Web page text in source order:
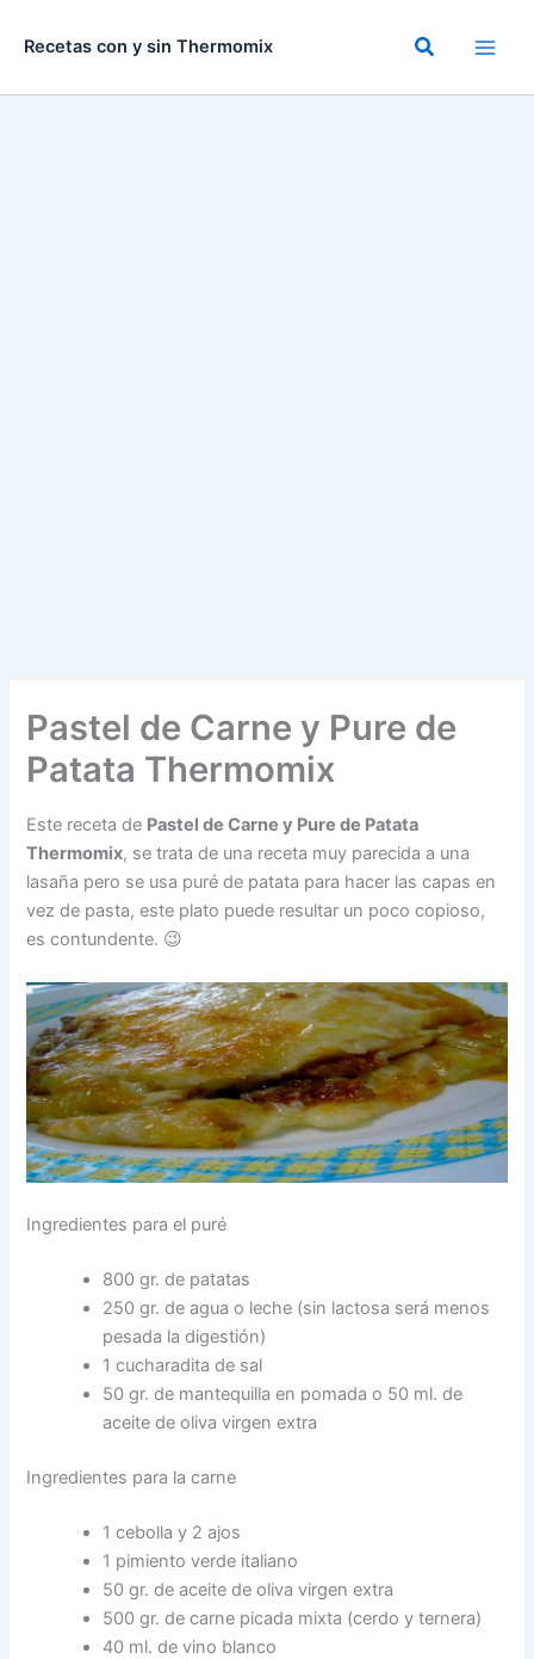
Recetas con y sin Thermomix Buscar
Pastel de Carne y Pure de
Patata Thermomix
Este receta de Pastel de Carne y Pure de Patata
Thermomix, se trata de una receta muy parecida a una
lasaña pero se usa puré de patata para hacer las capas en
vez de pasta, este plato puede resultar un poco copioso,
es contundente. 😉
Ingredientes para el puré
800 gr. de patatas
250 gr. de agua o leche (sin lactosa será menos
pesada la digestión)
1 cucharadita de sal
50 gr. de mantequilla en pomada o 50 ml. de
aceite de oliva virgen extra
Ingredientes para la carne
1 cebolla y 2 ajos
1 pimiento verde italiano
50 gr. de aceite de oliva virgen extra
500 gr. de carne picada mixta (cerdo y ternera)
40 ml. de vino blanco